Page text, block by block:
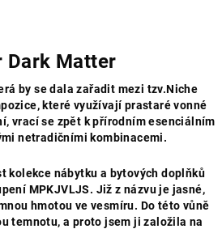
Dark Matter
by se dala zařadit mezi tzv.Niche
které využívají prastaré vonné
vrací se zpět k přírodním esenciálním
netradičními kombinacemi.
kolekce nábytku a bytových doplňků
MPKJVLJS. Již z názvu je jasné,
hmotou ve vesmíru. Do této vůně
temnotu, a proto jsem ji založila na